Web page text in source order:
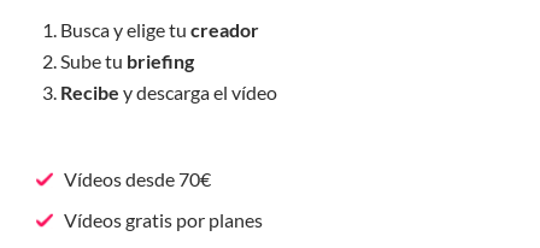
Busca y elige tu creador
Sube tu briefing
Recibe y descarga el vídeo
Vídeos desde 70€
Vídeos gratis por planes